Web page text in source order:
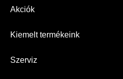
Akciók
Kiemelt termékeink
Szerviz